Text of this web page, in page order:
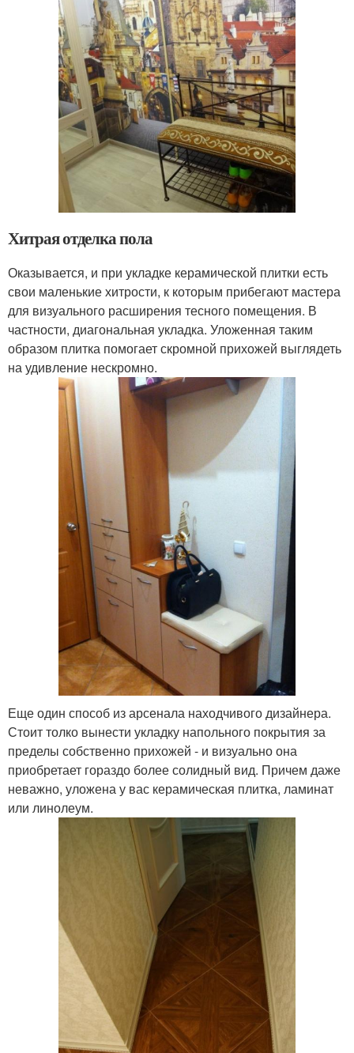
Хитрая отделка пола
Оказывается, и при укладке керамической плитки есть
свои маленькие хитрости, к которым прибегают мастера
для визуального расширения тесного помещения. В
частности, диагональная укладка. Уложенная таким
образом плитка помогает скромной прихожей выглядеть
на удивление нескромно.
Еще один способ из арсенала находчивого дизайнера.
Стоит толко вынести укладку напольного покрытия за
пределы собственно прихожей - и визуально она
приобретает гораздо более солидный вид. Причем даже
неважно, уложена у вас керамическая плитка, ламинат
или линолеум.